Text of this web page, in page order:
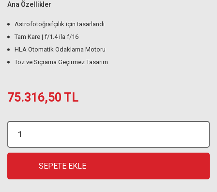
Ana Özellikler
Astrofotoğrafçılık için tasarlandı
Tam Kare | f/1.4 ila f/16
HLA Otomatik Odaklama Motoru
Toz ve Sıçrama Geçirmez Tasarım
75.316,50 TL
SEPETE EKLE